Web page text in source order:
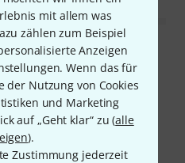
mit allem was
zählen zum Beispiel
Anzeigen
Wenn das für
der Nutzung von Cookies
und Marketing
auf „Geht klar“ zu (alle
).
Zustimmung jederzeit